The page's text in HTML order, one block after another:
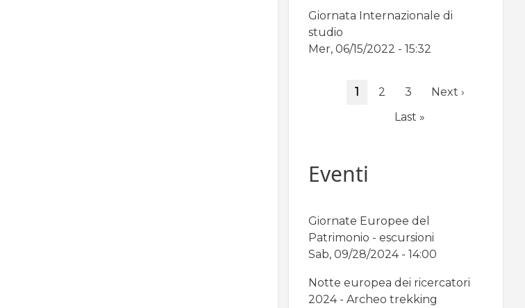
Giornata Internazionale di
studio
Mer, 06/15/2022 - 15:32
PaginazionePagina
1 Page
2 Page
3
Pagina
Next ›
Ultima
Last »
Eventi
Giornate Europee del
Patrimonio - escursioni
Sab, 09/28/2024 - 14:00
Notte europea dei ricercatori
2024 - Archeo trekking